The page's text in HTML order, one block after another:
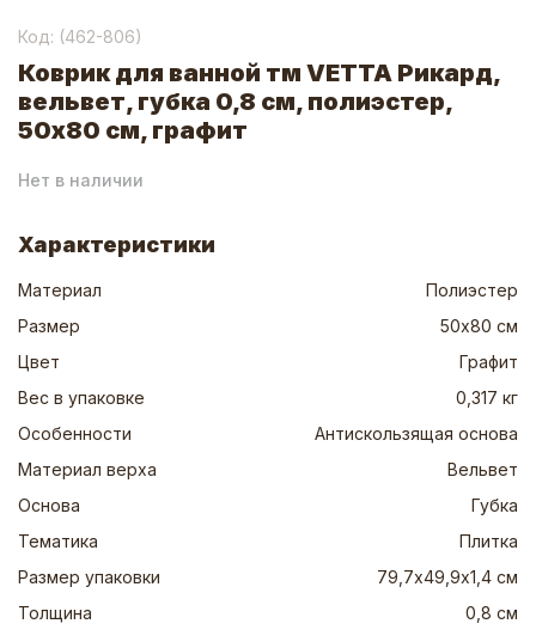
Код: (462-806)
Коврик для ванной тм VETTA Рикард,
вельвет, губка 0,8 см, полиэстер,
50х80 см, графит
Нет в наличии
Характеристики
Материал
Полиэстер
Размер
50х80 см
Цвет
Графит
Вес в упаковке
0,317 кг
Особенности
Антискользящая основа
Материал верха
Вельвет
Основа
Губка
Тематика
Плитка
Размер упаковки
79,7х49,9х1,4 см
Толщина
0,8 см